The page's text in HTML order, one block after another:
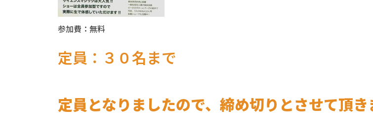
参加費：無料
定員：３０名まで
定員となりましたので、締め切りとさせて頂き